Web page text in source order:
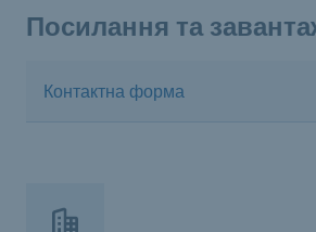
Посилання та
Контактна форма